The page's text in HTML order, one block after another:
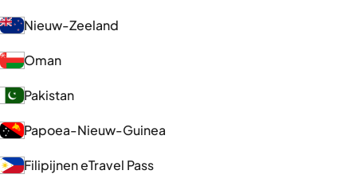
Nieuw-Zeeland
Oman
Pakistan
Papoea-Nieuw-Guinea
Filipijnen eTravel Pass